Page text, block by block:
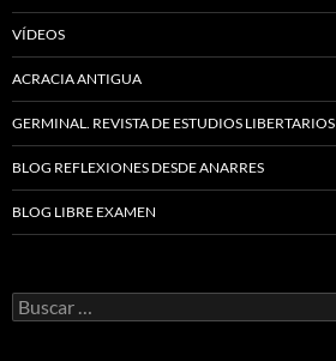
VÍDEOS
ACRACIA ANTIGUA
GERMINAL. REVISTA DE ESTUDIOS LIBERTARIOS
BLOG REFLEXIONES DESDE ANARRES
BLOG LIBRE EXAMEN
Buscar: